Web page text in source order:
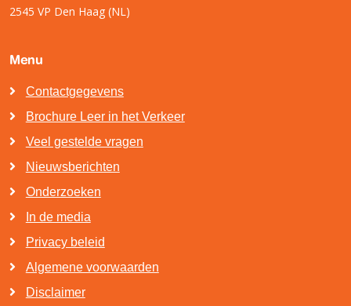
2545 VP Den Haag (NL)
Menu
Contactgegevens
Brochure Leer in het Verkeer
Veel gestelde vragen
Nieuwsberichten
Onderzoeken
In de media
Privacy beleid
Algemene voorwaarden
Disclaimer